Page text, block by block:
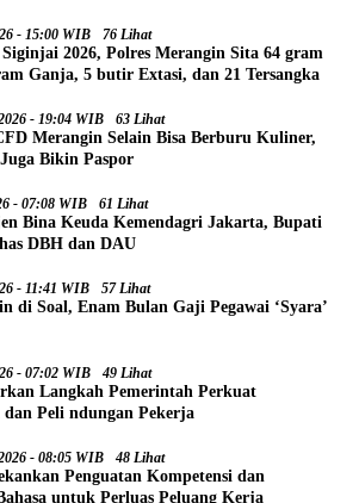
- 15:00 WIB 76 Lihat
2026, Polres Merangin Sita 64 gram
Ganja, 5 butir Extasi, dan 21 Tersangka
- 19:04 WIB 63 Lihat
Merangin Selain Bisa Berburu Kuliner,
Bikin Paspor
- 07:08 WIB 61 Lihat
Bina Keuda Kemendagri Jakarta, Bupati
DBH dan DAU
- 11:41 WIB 57 Lihat
di Soal, Enam Bulan Gaji Pegawai ‘Syara’
- 07:02 WIB 49 Lihat
Langkah Pemerintah Perkuat
dan Peli ndungan Pekerja
- 08:05 WIB 48 Lihat
Penguatan Kompetensi dan
untuk Perluas Peluang Kerja